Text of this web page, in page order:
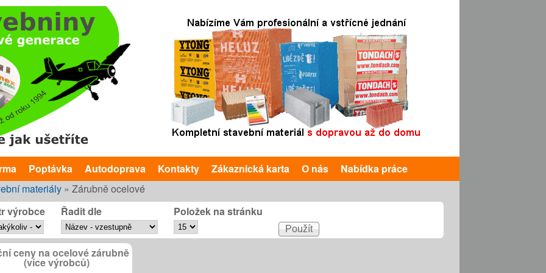
Přejít k hlavnímu obsahu
Poptávka Autodoprava Kontakty Zákaznická karta O nás Nabídka práce
zdemateriály »Zárubně ocelové
výrobce
Řadit dle Položek na stránku
ceny na ocelové zárubně
(více výrobců)